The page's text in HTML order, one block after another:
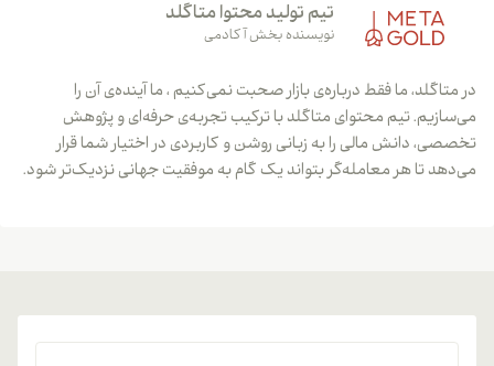
تیم تولید محتوا متاگلد
نویسنده بخش آکادمی
در متاگلد، ما فقط درباره‌ی بازار صحبت نمی‌کنیم ، ما آینده‌ی آن را
می‌سازیم. تیم محتوای متاگلد با ترکیب تجربه‌ی حرفه‌ای و پژوهش
تخصصی، دانش مالی را به زبانی روشن و کاربردی در اختیار شما قرار
می‌دهد تا هر معامله‌گر بتواند یک گام به موفقیت جهانی نزدیک‌تر شود.